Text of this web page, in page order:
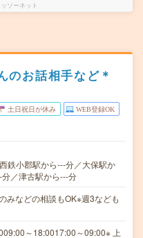
ソーネット
のお話相手など＊
土日祝日が休み WEB登録OK
鉄小郡駅から---分／大保駅か
／津古駅から---分
みなどの相談もOK※週3なども
～18:0017:00～09:00※ 上